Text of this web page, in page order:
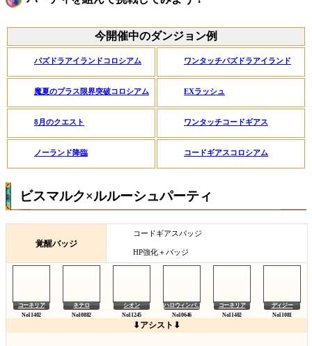
今開催中のダンジョン例
パズドラアイランドコロシアム ワンタッチパズドラアイランド
魔夏のプラス限界突破コロシアム EXラッシュ
8月のクエスト ワンタッチコードギアス
ノーランド降臨 コードギアスコロシアム
ビスマルク×ルルーシュパーティ
覚醒バッジ
コードギアスバッジ
HP強化＋バッジ
コーネリア ネテロ シオン ハロウィンパ... コーネリア ディジー
⬇アシスト⬇